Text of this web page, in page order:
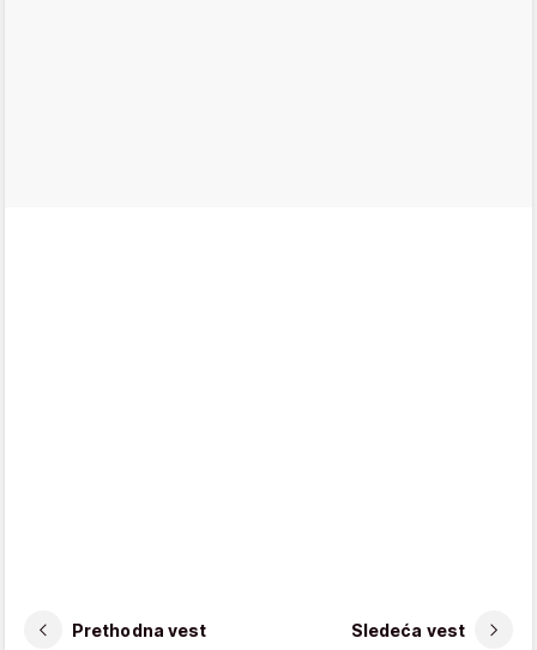
Prethodna vest Sledeća vest